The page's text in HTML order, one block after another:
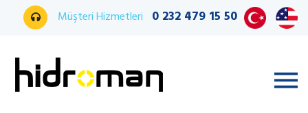
Müşteri Hizmetleri 0 232 479 15 50